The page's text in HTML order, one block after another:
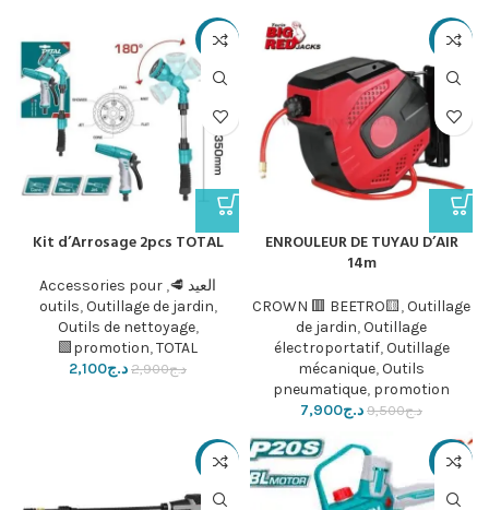
-17%
ENROULEUR DE TUYAU D’AIR
14m
CROWN 🟥 BEETRO🟨,Outillage
de jardin,Outillage
électroportatif,Outillage
mécanique,Outils
pneumatique, promotion
د.ج9,500 د.ج7,900
-28%
Kit d’Arrosage 2pcs TOTAL
العيد 🥩,
Accessories pour
outils,Outillage de jardin,
Outils de nettoyage,
promotion,TOTAL🟩
د.ج2,900 د.ج2,100
-11%
-15%